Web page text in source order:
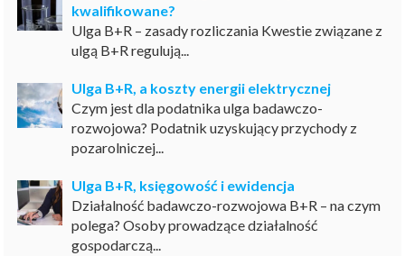
kwalifikowane?
Ulga B+R – zasady rozliczania Kwestie związane z
ulgą B+R regulują...
Ulga B+R, a koszty energii elektrycznej
Czym jest dla podatnika ulga badawczo-
rozwojowa? Podatnik uzyskujący przychody z
pozarolniczej...
Ulga B+R, księgowość i ewidencja
Działalność badawczo-rozwojowa B+R – na czym
polega? Osoby prowadzące działalność
gospodarczą...